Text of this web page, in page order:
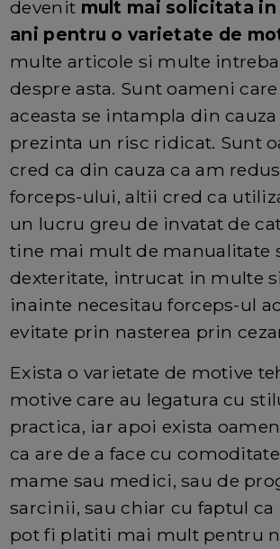
devenit mult mai solicitata
ani pentru o varietate de
multe articole si multe
despre asta. Sunt oameni
aceasta se intampla din
prezinta un risc ridicat. Sunt
cred ca din cauza ca am
forceps-ului, altii cred ca
un lucru greu de invatat de
tine mai mult de manualitate
dexteritate, intrucat in multe
inainte necesitau forceps-ul
evitate prin nasterea prin
Exista o varietate de motive
motive care au legatura cu
practica, iar apoi exista
ca are de a face cu
mame sau medici, sau de
sarcinii, sau chiar cu faptul
pot fi platiti mai mult pentru